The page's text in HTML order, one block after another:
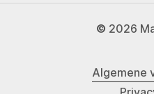
© 2026
Algemene